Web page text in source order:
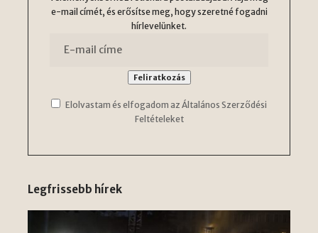
e-mail címét, és erősítse meg, hogy szeretné fogadni
hírlevelünket.
Elolvastam és elfogadom az Általános Szerződési
Feltételeket
Legfrissebb hírek